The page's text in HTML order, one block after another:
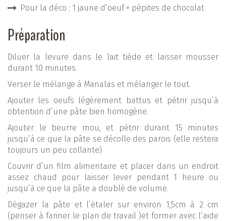
Pour la déco : 1 jaune d’oeuf + pépites de chocolat
Préparation
Diluer la levure dans le lait tiède et laisser mousser
durant 10 minutes.
Verser le mélange à Manalas et mélanger le tout.
Ajouter les oeufs légèrement battus et pétrir jusqu’à
obtention d’une pâte bien homogène.
Ajouter le beurre mou, et pétrir durant 15 minutes
jusqu’à ce que la pâte se décolle des parois (elle restera
toujours un peu collante)
Couvrir d’un film alimentaire et placer dans un endroit
assez chaud pour laisser lever pendant 1 heure ou
jusqu’à ce que la pâte a doublé de volume.
Dégazer la pâte et l’étaler sur environ 1,5cm à 2 cm
(penser à fariner le plan de travail )et former avec l’aide